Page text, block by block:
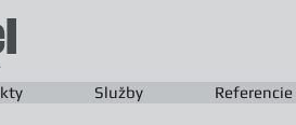
Služby Referencie